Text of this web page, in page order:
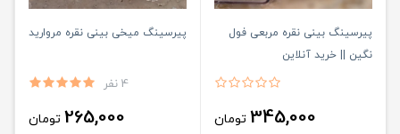
پیرسینگ بینی نقره مربعی فول
نگین || خرید آنلاین
345,000 تومان
پیرسینگ میخی بینی نقره مروارید
4 نفر
265,000 تومان